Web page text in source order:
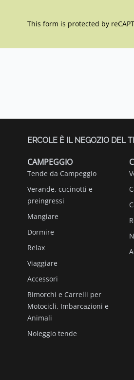
This form is protected by
ERCOLE È IL NEGOZIO DEL
CAMPEGGIO
Tende da Campeggio
Verande, cucinotti e
preingressi
Mangiare
Dormire
Relax
Viaggiare
Accessori
Rimorchi e Carrelli per
Motocicli, Imbarcazioni e
Animali
Noleggio tende